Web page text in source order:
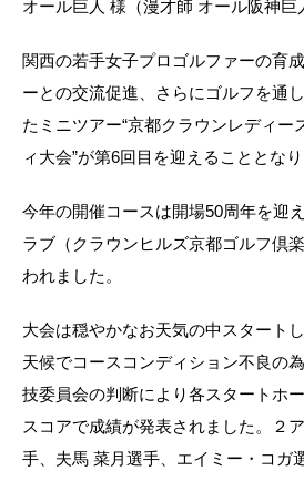
オール巨人 様（漫才師 オール阪神巨
関西の若手女子プロゴルファーの育
ーとの交流促進、さらにゴルフを通
たミニツアー“京都クラウンレディー
ィ大会”が第6回目を迎えることとなり
今年の開催コースは開場50周年を迎
ラブ（クラウンヒルズ京都ゴルフ倶
われました。
大会は穏やかなお天気の中スタート
天候でコースコンディション不良の
技委員会の判断により各スタートホ
スコアで成績が発表されました。２
手、夫馬 菜月選手、エイミー・コガ